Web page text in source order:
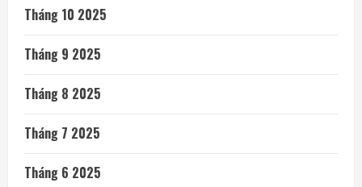
Tháng 10 2025
Tháng 9 2025
Tháng 8 2025
Tháng 7 2025
Tháng 6 2025